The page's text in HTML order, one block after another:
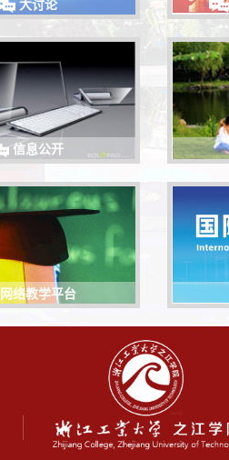
大讨论
信息公开
网络教学平台